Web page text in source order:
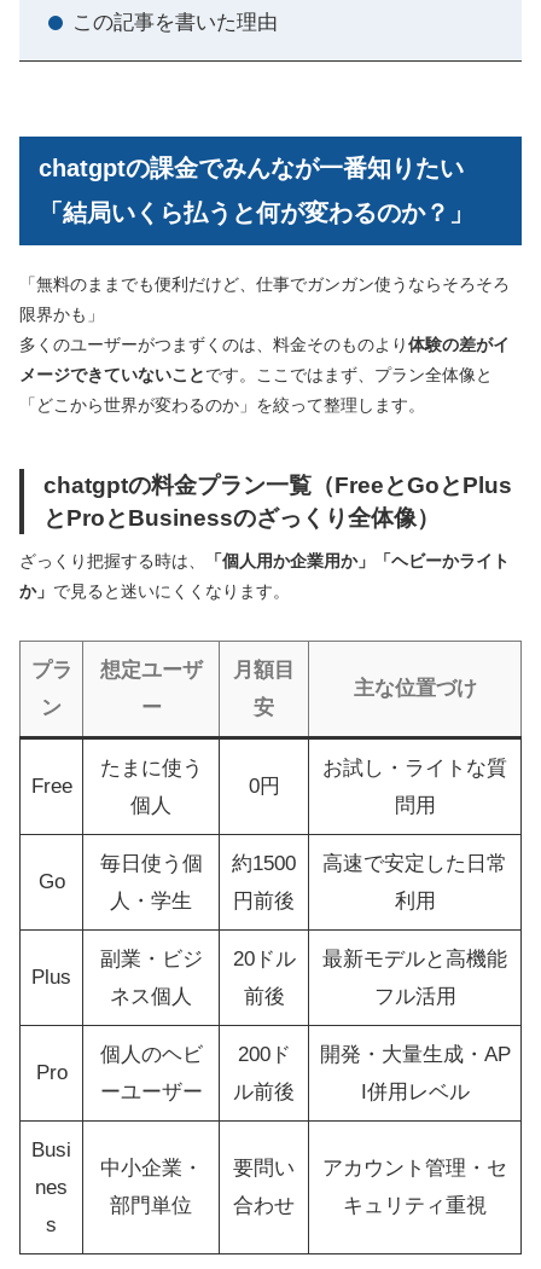
この記事を書いた理由
chatgptの課金でみんなが一番知りたい
「結局いくら払うと何が変わるのか？」
「無料のままでも便利だけど、仕事でガンガン使うならそろそろ
限界かも」
多くのユーザーがつまずくのは、料金そのものより体験の差がイ
メージできていないことです。ここではまず、プラン全体像と
「どこから世界が変わるのか」を絞って整理します。
chatgptの料金プラン一覧（FreeとGoとPlus
とProとBusinessのざっくり全体像）
ざっくり把握する時は、
「個人用か企業用か」「ヘビーかライト
か」 で見ると迷いにくくなります。
プラ
ン
想定ユーザ
ー
月額目
安
主な位置づけ
Free
たまに使う
個人
0円
お試し・ライトな質
問用
Go
毎日使う個
人・学生
約1500
円前後
高速で安定した日常
利用
Plus
副業・ビジ
ネス個人
20ドル
前後
最新モデルと高機能
フル活用
Pro
個人のヘビ
ーユーザー
200ド
ル前後
開発・大量生成・AP
I併用レベル
Busi
nes
s
中小企業・
部門単位
要問い
合わせ
アカウント管理・セ
キュリティ重視